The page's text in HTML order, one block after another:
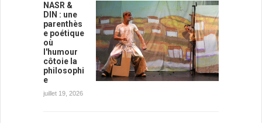
NASR &
DIN : une
parenthès
e poétique
où
l'humour
côtoie la
philosophi
e
juillet 19, 2026